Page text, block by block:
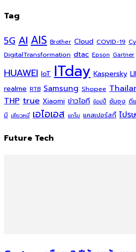
Tag
5G AI AIS Brother Cloud COVID-19
DigitalTransformation dtac Epson Gartner
HUAWEI IoT ITday Kaspersky
realme RTB Samsung Shopee
THP true Xiaomi ข่าวไอที ช้อปปี้ ซัมซุง ดี
มี เสียวหมี่ เอไอเอส แกร็บ แคสเปอร์สกี้ ไป
Future Tech